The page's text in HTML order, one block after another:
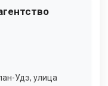
Удэ, улица